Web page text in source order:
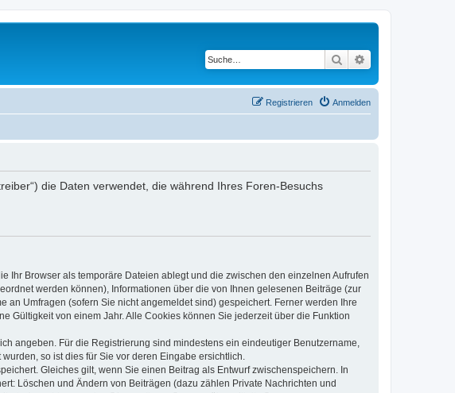
Suche
Anmelden
Registrieren
die Daten verwendet, die während Ihres Foren-Besuchs
Ihr Browser als temporäre Dateien ablegt und die zwischen den einzelnen Aufrufen
werden können), Informationen über die von Ihnen gelesenen Beiträge (zur
Umfragen (sofern Sie nicht angemeldet sind) gespeichert. Ferner werden Ihre
Gültigkeit von einem Jahr. Alle Cookies können Sie jederzeit über die Funktion
angeben. Für die Registrierung sind mindestens ein eindeutiger Benutzername,
so ist dies für Sie vor deren Eingabe ersichtlich.
Gleiches gilt, wenn Sie einen Beitrag als Entwurf zwischenspeichern. In
Löschen und Ändern von Beiträgen (dazu zählen Private Nachrichten und